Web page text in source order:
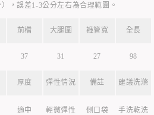
，誤差1-3公分左右為合理範圍。
前檔 大腿圍 褲管寬 全長
37 31 27 98
厚度 彈性情況 備註 建議洗滌
適中 輕微彈性 側口袋 手洗乾洗